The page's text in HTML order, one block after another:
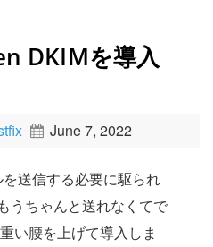
DKIMを導入
June 7, 2022
送信する必要に駆られ
うちゃんと送れなくてで
い腰を上げて導入しま